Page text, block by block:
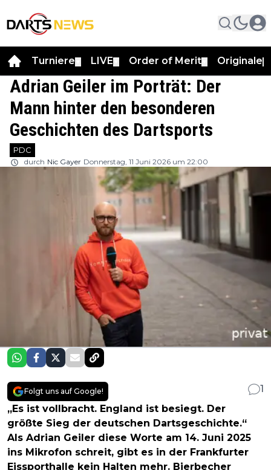
Turniere LIVE Order of Merit Originale
Adrian Geiler im Porträt: Der
Mann hinter den besonderen
Geschichten des Dartsports
PDC
durch Nic Gayer Donnerstag, 11 Juni 2026 um 22:00
Folgt uns auf Google!
1
„Es ist vollbracht. England ist besiegt. Der
größte Sieg der deutschen Dartsgeschichte.“
Als Adrian Geiler diese Worte am 14. Juni 2025
ins Mikrofon schreit, gibt es in der Frankfurter
Eissporthalle kein Halten mehr. Bierbecher